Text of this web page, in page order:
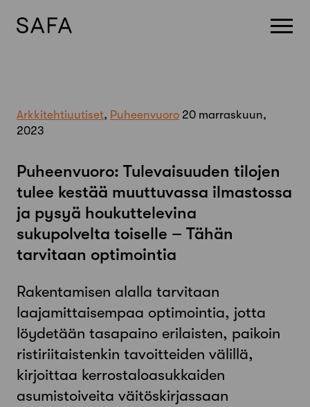
Arkkitehtiuutiset, Puheenvuoro 20 marraskuun,
2023
Puheenvuoro: Tulevaisuuden tilojen
tulee kestää muuttuvassa ilmastossa
ja pysyä houkuttelevina
sukupolvelta toiselle – Tähän
tarvitaan optimointia
Rakentamisen alalla tarvitaan
laajamittaisempaa optimointia, jotta
löydetään tasapaino erilaisten, paikoin
ristiriitaistenkin tavoitteiden välillä,
kirjoittaa kerrostaloasukkaiden
asumistoiveita väitöskirjassaan